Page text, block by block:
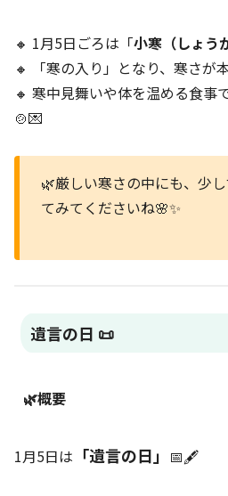
🔸 1月5日ごろは「小寒（しょう
🔸 「寒の入り」となり、寒さ
🔸 寒中見舞いや体を温める食事
🍲💌
🌿厳しい寒さの中にも、少
てみてくださいね🌸✨
遺言の日 📜
🌿概要
1月5日は 「遺言の日」 📅🖋